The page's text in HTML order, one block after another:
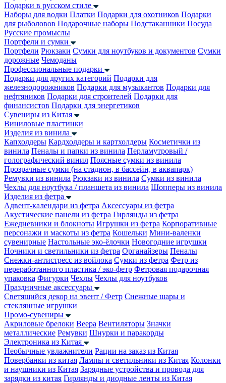
Подарки в русском стиле
Наборы для водки Платки Подарки для охотников Подарки
для рыболовов Подарочные наборы Подстаканники Посуда
Русские промыслы
Портфели и сумки
Портфели Рюкзаки Сумки для ноутбуков и документов Сумки
дорожные Чемоданы
Профессиональные подарки
Подарки для других категорий Подарки для
железнодорожников Подарки для музыкантов Подарки для
нефтяников Подарки для строителей Подарки для
финансистов Подарки для энергетиков
Сувениры из Китая
Виниловые пластинки
Изделия из винила
Капхолдеры Кардхолдеры и картхолдеры Косметички из
винила Пеналы и папки из винила Перламутровый /
голографический винил Поясные сумки из винила
Прозрачные сумки (на стадион, в бассейн, в аквапарк)
Ремувки из винила Рюкзаки из винила Сумки из винила
Чехлы для ноутбука / планшета из винила Шопперы из винила
Изделия из фетра
Адвент-календари из фетра Аксессуары из фетра
Акустические панели из фетра Гирлянды из фетра
Ежедневники и блокноты Игрушки из фетра Корпоративные
персонажи и маскоты из фетра Кошельки Мини-валенки
сувенирные Настольные эко-ёлочки Новогодние игрушки
Ночники и светильники из фетра Органайзеры Пеналы
Снежки-антистресс из войлока Сумки из фетра Фетр из
переработанного пластика / эко-фетр Фетровая подарочная
упаковка Фигурки Чехлы Чехлы для ноутбуков
Праздничные аксессуары
Светящийся декор на эвент / Фетр Снежные шары и
стеклянные игрушки
Промо-сувениры
Акриловые брелоки Веера Вентиляторы Значки
металлические Ремувки Шнурки и паракорды
Электроника из Китая
Необычные увлажнители Рации на заказ из Китая
Повербанки из китая Лампы и светильники из Китая Колонки
и наушники из Китая Зарядные устройства и провода для
зарядки из китая Гирлянды и диодные ленты из Китая